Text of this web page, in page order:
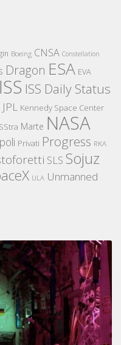
Boeing CNSA Constellation
Dragon ESA EVA
ISS ISS Daily Status
JPL Kennedy Space Center
Marte NASA
Privati Progress RKA
SLS Sojuz
ULA Unmanned